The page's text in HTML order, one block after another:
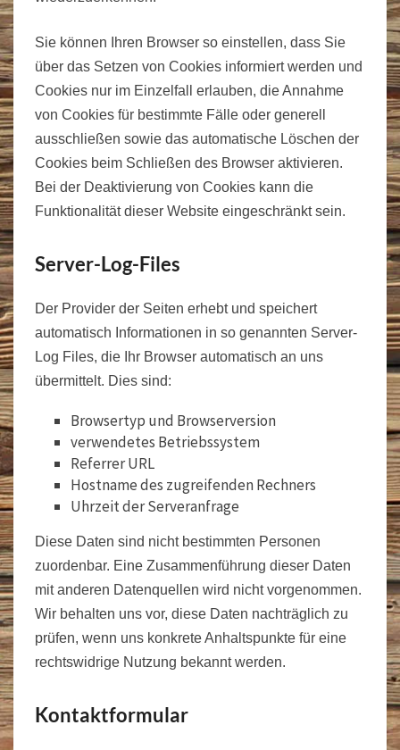
Sie können Ihren Browser so einstellen, dass Sie
über das Setzen von Cookies informiert werden und
Cookies nur im Einzelfall erlauben, die Annahme
von Cookies für bestimmte Fälle oder generell
ausschließen sowie das automatische Löschen der
Cookies beim Schließen des Browser aktivieren.
Bei der Deaktivierung von Cookies kann die
Funktionalität dieser Website eingeschränkt sein.
Server-Log-Files
Der Provider der Seiten erhebt und speichert
automatisch Informationen in so genannten Server-
Log Files, die Ihr Browser automatisch an uns
übermittelt. Dies sind:
Browsertyp und Browserversion
verwendetes Betriebssystem
Referrer URL
Hostname des zugreifenden Rechners
Uhrzeit der Serveranfrage
Diese Daten sind nicht bestimmten Personen
zuordenbar. Eine Zusammenführung dieser Daten
mit anderen Datenquellen wird nicht vorgenommen.
Wir behalten uns vor, diese Daten nachträglich zu
prüfen, wenn uns konkrete Anhaltspunkte für eine
rechtswidrige Nutzung bekannt werden.
Kontaktformular